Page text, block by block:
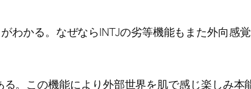
わかる。なぜならINTJの劣等機能もまた外向感
。この機能により外部世界を肌で感じ楽しみ